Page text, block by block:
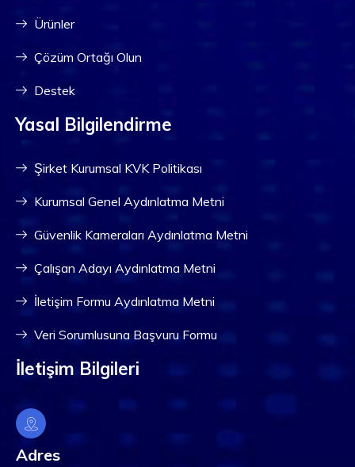
Ürünler
Çözüm Ortağı Olun
Destek
Yasal Bilgilendirme
Şirket Kurumsal KVK Politikası
Kurumsal Genel Aydınlatma Metni
Güvenlik Kameraları Aydınlatma Metni
Çalışan Adayı Aydınlatma Metni
İletişim Formu Aydınlatma Metni
Veri Sorumlusuna Başvuru Formu
İletişim Bilgileri
Adres